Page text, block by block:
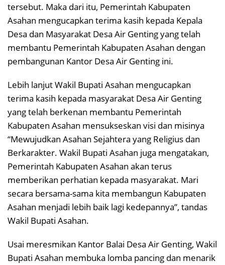
tersebut. Maka dari itu, Pemerintah Kabupaten
Asahan mengucapkan terima kasih kepada Kepala
Desa dan Masyarakat Desa Air Genting yang telah
membantu Pemerintah Kabupaten Asahan dengan
pembangunan Kantor Desa Air Genting ini.
Lebih lanjut Wakil Bupati Asahan mengucapkan
terima kasih kepada masyarakat Desa Air Genting
yang telah berkenan membantu Pemerintah
Kabupaten Asahan mensukseskan visi dan misinya
“Mewujudkan Asahan Sejahtera yang Religius dan
Berkarakter. Wakil Bupati Asahan juga mengatakan,
Pemerintah Kabupaten Asahan akan terus
memberikan perhatian kepada masyarakat. Mari
secara bersama-sama kita membangun Kabupaten
Asahan menjadi lebih baik lagi kedepannya”, tandas
Wakil Bupati Asahan.
Usai meresmikan Kantor Balai Desa Air Genting, Wakil
Bupati Asahan membuka lomba pancing dan menarik